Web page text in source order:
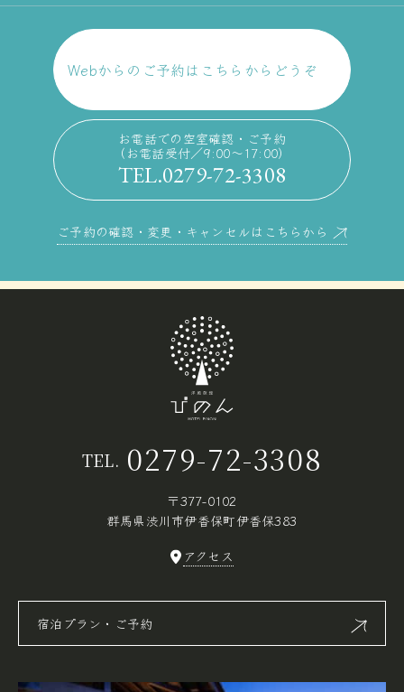
Webからのご予約はこちらからどうぞ
お電話での空室確認・ご予約
（お電話受付／9:00〜17:00）
TEL.0279-72-3308
ご予約の確認・変更・キャンセルはこちらから
TEL. 0279-72-3308
〒377-0102
群馬県渋川市伊香保町伊香保383
アクセス
宿泊プラン・ご予約